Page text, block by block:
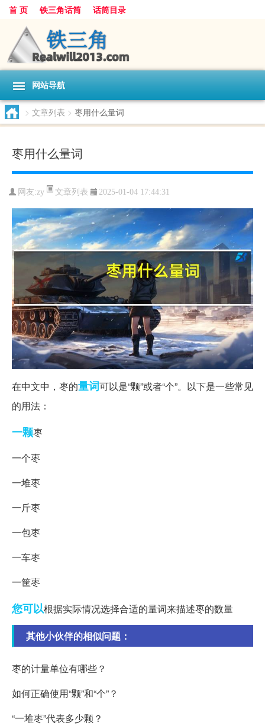
首 页 铁三角话筒 话筒目录
网站导航
> 文章列表 > 枣用什么量词
枣用什么量词
网友:zy 文章列表 2025-01-04 17:44:31
在中文中，枣的量词可以是“颗”或者“个”。以下是一些常见
的用法：
一颗枣
一个枣
一堆枣
一斤枣
一包枣
一车枣
一筐枣
您可以根据实际情况选择合适的量词来描述枣的数量
其他小伙伴的相似问题：
枣的计量单位有哪些？
如何正确使用“颗”和“个”？
“一堆枣”代表多少颗？